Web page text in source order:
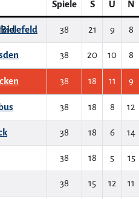
Spiele S U N
38 21 9 8
38 20 10 8
38 18 11 9
38 18 8 12
38 18 6 14
38 18 5 15
38 15 12 11